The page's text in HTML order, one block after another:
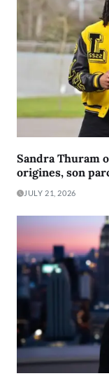
Sandra Thuram
origines, son
JULY 21, 2026